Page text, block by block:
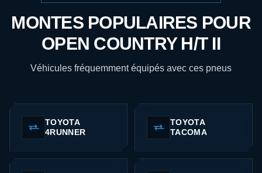
MONTES POPULAIRES POUR
OPEN COUNTRY H/T II
Véhicules fréquemment équipés avec ces pneus
TOYOTA
4RUNNER
TOYOTA
TACOMA